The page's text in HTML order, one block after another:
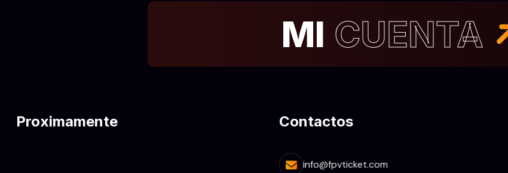
MI CUENTA
Proximamente Contactos
info@fpvticket.com